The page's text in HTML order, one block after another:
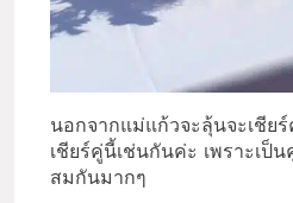
นอกจากแม่แก้วจะลุ้นจะเชีย
เชียร์คู่นี้เช่นกันค่ะ เพราะเป็
สมกันมากๆ